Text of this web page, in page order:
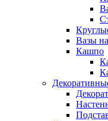
Вазы
Кашпо